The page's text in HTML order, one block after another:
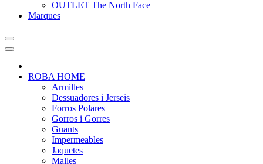
OUTLET The North Face
Marques
ROBA HOME
Armilles
Dessuadores i Jerseis
Forros Polares
Gorros i Gorres
Guants
Impermeables
Jaquetes
Malles